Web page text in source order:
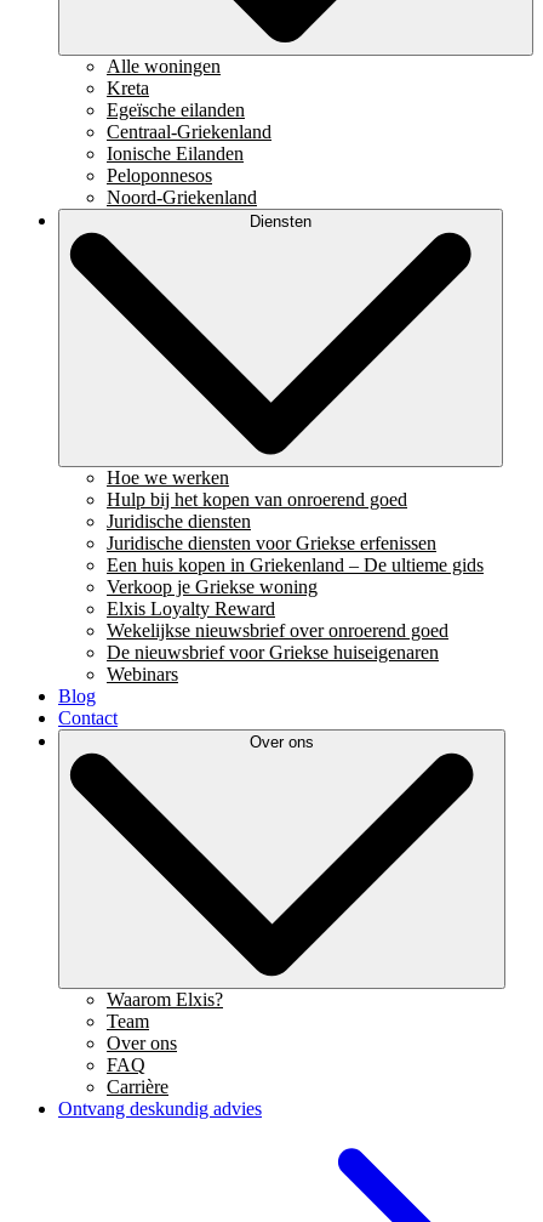
Alle woningen
Kreta
Egeïsche eilanden
Centraal-Griekenland
Ionische Eilanden
Peloponnesos
Noord-Griekenland
Diensten
Hoe we werken
Hulp bij het kopen van onroerend goed
Juridische diensten
Juridische diensten voor Griekse erfenissen
Een huis kopen in Griekenland – De ultieme gids
Verkoop je Griekse woning
Elxis Loyalty Reward
Wekelijkse nieuwsbrief over onroerend goed
De nieuwsbrief voor Griekse huiseigenaren
Webinars
Blog
Contact
Over ons
Waarom Elxis?
Team
Over ons
FAQ
Carrière
Ontvang deskundig advies